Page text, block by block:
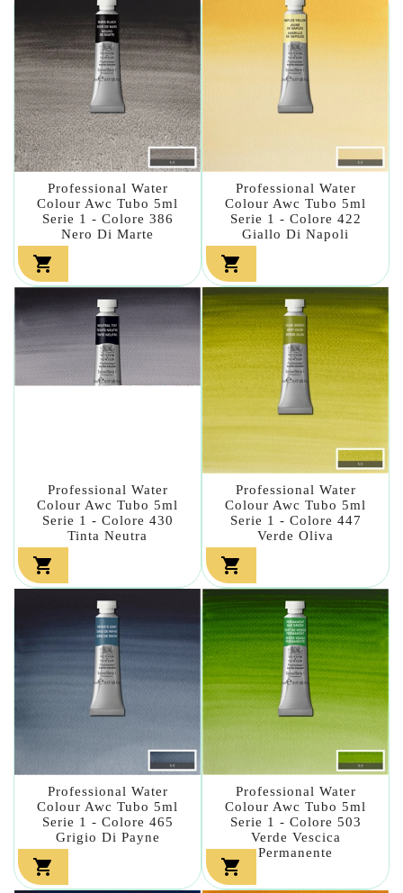
Professional Water
Colour Awc Tubo 5ml
Serie 1 - Colore 386
Nero Di Marte

Professional Water
Colour Awc Tubo 5ml
Serie 1 - Colore 422
Giallo Di Napoli

Professional Water
Colour Awc Tubo 5ml
Serie 1 - Colore 430
Tinta Neutra

Professional Water
Colour Awc Tubo 5ml
Serie 1 - Colore 447
Verde Oliva

Professional Water
Colour Awc Tubo 5ml
Serie 1 - Colore 465
Grigio Di Payne

Professional Water
Colour Awc Tubo 5ml
Serie 1 - Colore 503
Verde Vescica
Permanente
